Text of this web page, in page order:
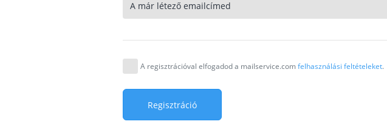
A regisztrációval elfogadod a mailservice.comfelhasználási feltételeket.
Regisztráció